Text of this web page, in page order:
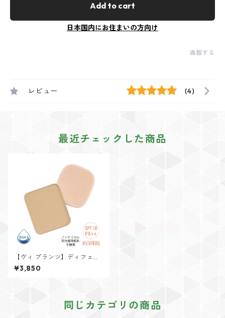
Add to cart
日本国内にお住まいの方向け
通報する
レビュー (4)
最近チェックした商品
【ヴィ プランツ】ディフェン
サー用リフィル(パフ付)ノーマ
ル ベージュ
¥3,850
同じカテゴリの商品